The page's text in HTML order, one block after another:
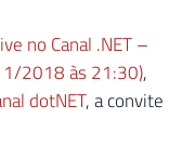
no Canal .NET –
2018 às 21:30),
dotNET, a convite